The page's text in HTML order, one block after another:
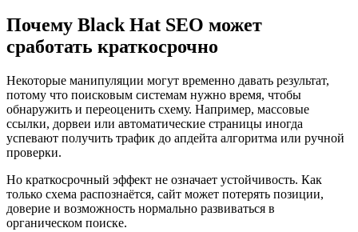
Почему Black Hat SEO может
сработать краткосрочно
Некоторые манипуляции могут временно давать результат,
потому что поисковым системам нужно время, чтобы
обнаружить и переоценить схему. Например, массовые
ссылки, дорвеи или автоматические страницы иногда
успевают получить трафик до апдейта алгоритма или ручной
проверки.
Но краткосрочный эффект не означает устойчивость. Как
только схема распознаётся, сайт может потерять позиции,
доверие и возможность нормально развиваться в
органическом поиске.